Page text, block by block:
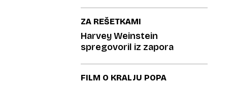
ZA REŠETKAMI
Harvey Weinstein
spregovoril iz zapora
FILM O KRALJU POPA